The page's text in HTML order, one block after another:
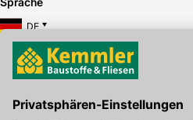
DE
Hier gibt's die kostenlose App